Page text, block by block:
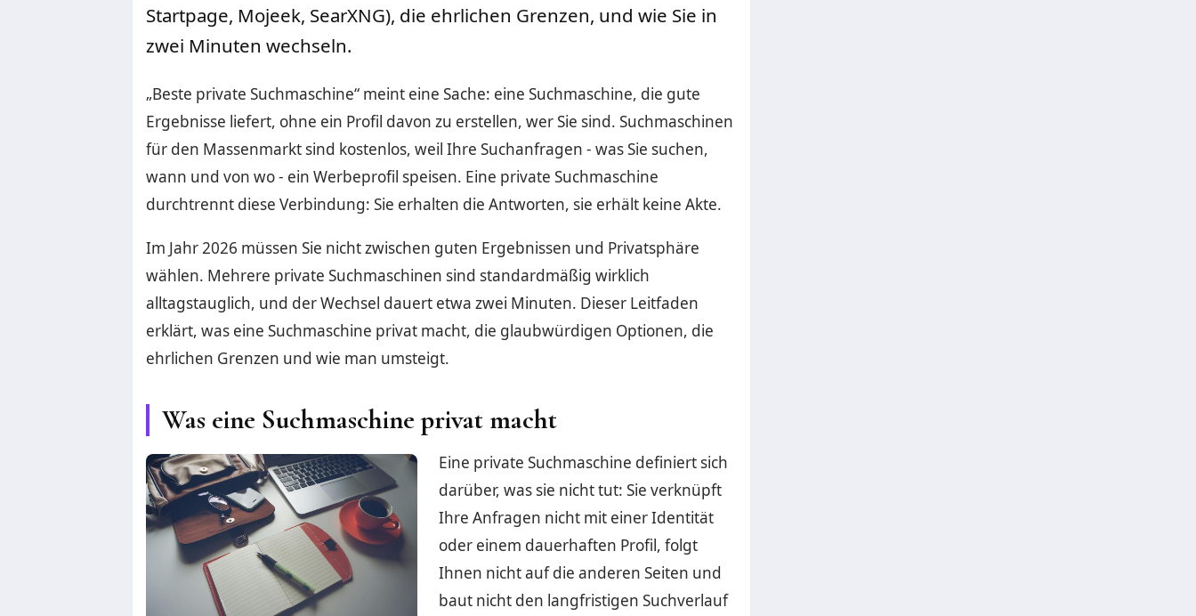
Startpage, Mojeek, SearXNG), die ehrlichen Grenzen, und wie Sie in
zwei Minuten wechseln.
„Beste private Suchmaschine“ meint eine Sache: eine Suchmaschine, die gute
Ergebnisse liefert, ohne ein Profil davon zu erstellen, wer Sie sind. Suchmaschinen
für den Massenmarkt sind kostenlos, weil Ihre Suchanfragen - was Sie suchen,
wann und von wo - ein Werbeprofil speisen. Eine private Suchmaschine
durchtrennt diese Verbindung: Sie erhalten die Antworten, sie erhält keine Akte.
Im Jahr 2026 müssen Sie nicht zwischen guten Ergebnissen und Privatsphäre
wählen. Mehrere private Suchmaschinen sind standardmäßig wirklich
alltagstauglich, und der Wechsel dauert etwa zwei Minuten. Dieser Leitfaden
erklärt, was eine Suchmaschine privat macht, die glaubwürdigen Optionen, die
ehrlichen Grenzen und wie man umsteigt.
Was eine Suchmaschine privat macht
Eine private Suchmaschine definiert sich
darüber, was sie nicht tut: Sie verknüpft
Ihre Anfragen nicht mit einer Identität
oder einem dauerhaften Profil, folgt
Ihnen nicht auf die anderen Seiten und
baut nicht den langfristigen Suchverlauf